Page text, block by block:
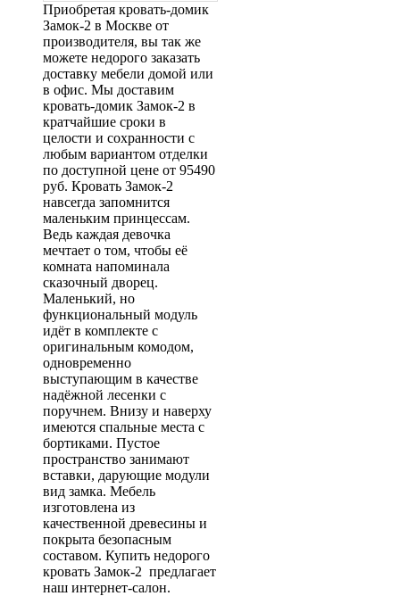
Приобретая кровать-домик
Замок-2 в Москве от
производителя, вы так же
можете недорого заказать
доставку мебели домой или
в офис. Мы доставим
кровать-домик Замок-2 в
кратчайшие сроки в
целости и сохранности с
любым вариантом отделки
по доступной цене от 95490
руб. Кровать Замок-2
навсегда запомнится
маленьким принцессам.
Ведь каждая девочка
мечтает о том, чтобы её
комната напоминала
сказочный дворец.
Маленький, но
функциональный модуль
идёт в комплекте с
оригинальным комодом,
одновременно
выступающим в качестве
надёжной лесенки с
поручнем. Внизу и наверху
имеются спальные места с
бортиками. Пустое
пространство занимают
вставки, дарующие модули
вид замка. Мебель
изготовлена из
качественной древесины и
покрыта безопасным
составом. Купить недорого
кровать Замок-2 предлагает
наш интернет-салон.